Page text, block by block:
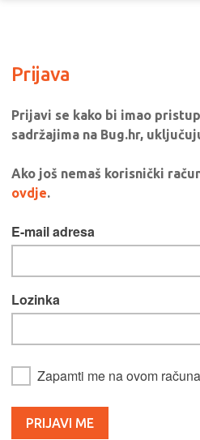
Prijava
Prijavi se kako bi imao
sadržajima na Bug.hr,
Ako još nemaš korisnički
ovdje.
E-mail adresa
Lozinka
Zapamti me na ovom